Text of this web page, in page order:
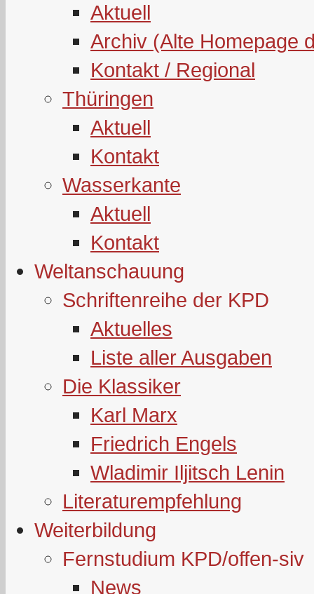
Aktuell
Archiv (Alte Homepage
Kontakt / Regional
Thüringen
Aktuell
Kontakt
Wasserkante
Aktuell
Kontakt
Weltanschauung
Schriftenreihe der KPD
Aktuelles
Liste aller Ausgaben
Die Klassiker
Karl Marx
Friedrich Engels
Wladimir Iljitsch Lenin
Literaturempfehlung
Weiterbildung
Fernstudium KPD/offen-siv
News